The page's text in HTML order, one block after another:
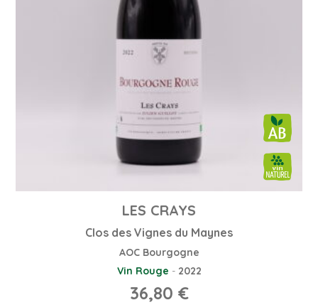
LES CRAYS
Clos des Vignes du Maynes
AOC Bourgogne
Vin Rouge - 2022
36,80 €